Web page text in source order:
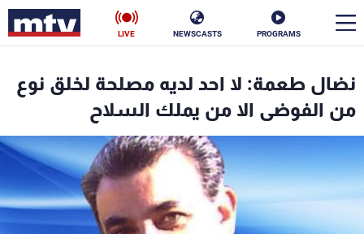
PROGRAMS
NEWSCASTS
LIVE
نضال طعمة: لا احد لديه مصلحة لخلق نوع
من الفوضى الا من يملك السلاح
الأخبار
ناس
إقتصاد
منوعات رياضة